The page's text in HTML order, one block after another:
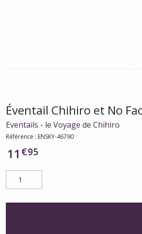
Éventail Chihiro et No
Eventails - le Voyage de Chihiro
Référence : ENSKY-46790
11 €95